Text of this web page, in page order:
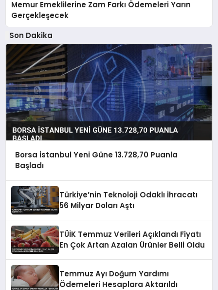
Memur Emeklilerine Zam Farkı Ödemeleri Yarın
Gerçekleşecek
Son Dakika
Borsa İstanbul Yeni Güne 13.728,70 Puanla
Başladı
Türkiye’nin Teknoloji Odaklı İhracatı
56 Milyar Doları Aştı
TÜİK Temmuz Verileri Açıklandı Fiyatı
En Çok Artan Azalan Ürünler Belli Oldu
Temmuz Ayı Doğum Yardımı
Ödemeleri Hesaplara Aktarıldı